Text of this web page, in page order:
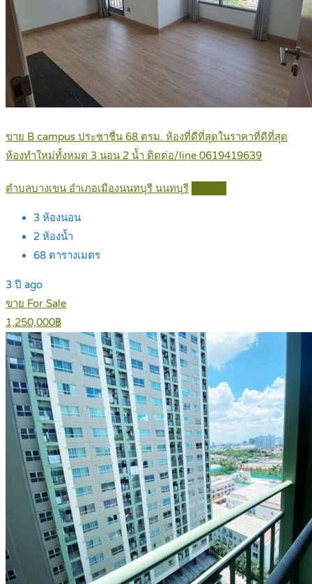
ขาย B campus ประชาชื่น 68 ตรม. ห้องที่ดีที่สุดในราคาที่ดีที่สุด
ห้องทำใหม่ทั้งหมด 3 นอน 2 น้ำ ติดต่อ/line 0619419639
ตำบลบางเขน อำเภอเมืองนนทบุรี นนทบุรี
3 ห้องนอน
2 ห้องน้ำ
68 ตารางเมตร
3 ปี ago
ขาย For Sale
1,250,000฿